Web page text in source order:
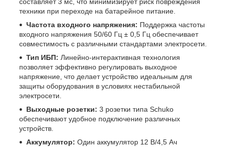
составляет 3 мс, что минимизирует риск повреждения
техники при переходе на батарейное питание.
Частота входного напряжения: Поддержка частоты
входного напряжения 50/60 Гц ± 0,5 Гц обеспечивает
совместимость с различными стандартами электросети.
Тип ИБП: Линейно-интерактивная технология
позволяет эффективно регулировать выходное
напряжение, что делает устройство идеальным для
защиты оборудования в условиях нестабильной
электросети.
Выходные розетки: 3 розетки типа Schuko
обеспечивают удобное подключение различных
устройств.
Аккумулятор: Один аккумулятор 12 В/4,5 Ач